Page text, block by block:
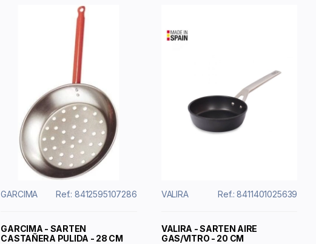
GARCIMA Ref.: 8412595107286
GARCIMA - SARTEN
CASTAÑERA PULIDA - 28 CM
VALIRA Ref.: 8411401025639
VALIRA - SARTEN AIRE
GAS/VITRO - 20 CM